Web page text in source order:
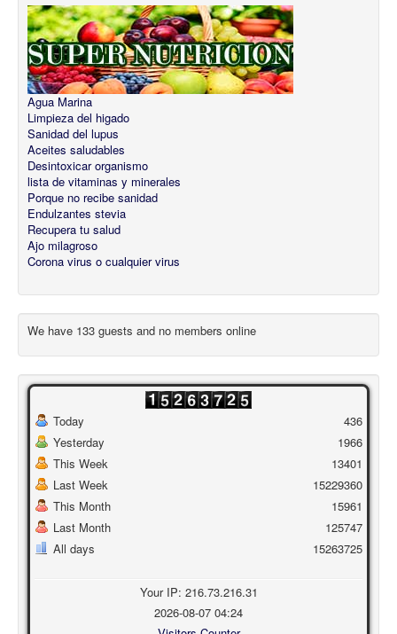
Agua Marina
Limpieza del higado
Sanidad del lupus
Aceites saludables
Desintoxicar organismo
lista de vitaminas y minerales
Porque no recibe sanidad
Endulzantes stevia
Recupera tu salud
Ajo milagroso
Corona virus o cualquier virus
We have 133 guests and no members online
Today
Yesterday
This Week
Last Week
This Month
Last Month
All days
436
1966
13401
15229360
15961
125747
15263725
Your IP: 216.73.216.31
2026-08-07 04:24